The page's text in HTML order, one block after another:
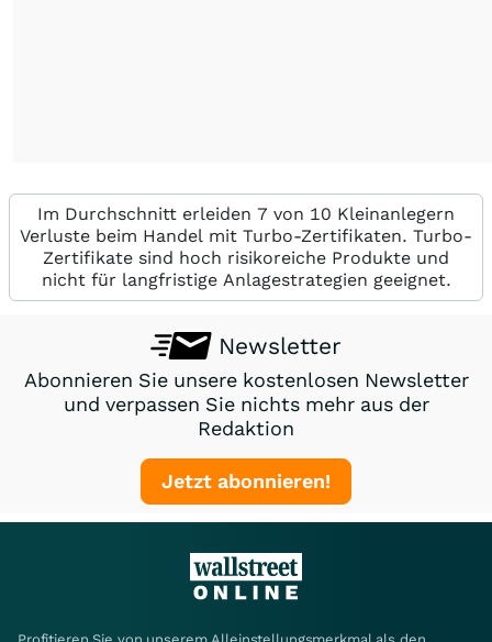
Im Durchschnitt erleiden 7 von 10 Kleinanlegern
Verluste beim Handel mit Turbo-Zertifikaten. Turbo-
Zertifikate sind hoch risikoreiche Produkte und
nicht für langfristige Anlagestrategien geeignet.
Newsletter
Abonnieren Sie unsere kostenlosen Newsletter
und verpassen Sie nichts mehr aus der
Redaktion
Jetzt abonnieren!